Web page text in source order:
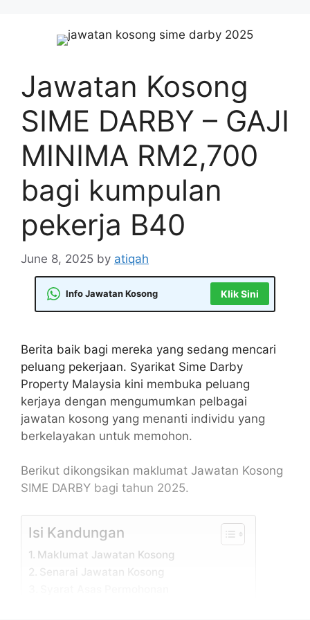
Jawatan Kosong
SIME DARBY – GAJI
MINIMA RM2,700
bagi kumpulan
pekerja B40
June 8, 2025 by atiqah
Info Jawatan Kosong Klik Sini
Berita baik bagi mereka yang sedang mencari
peluang pekerjaan. Syarikat Sime Darby
Property Malaysia kini membuka peluang
kerjaya dengan mengumumkan pelbagai
jawatan kosong yang menanti individu yang
berkelayakan untuk memohon.
Berikut dikongsikan maklumat Jawatan Kosong
SIME DARBY bagi tahun 2025.
Isi Kandungan
Maklumat Jawatan Kosong
Senarai Jawatan Kosong